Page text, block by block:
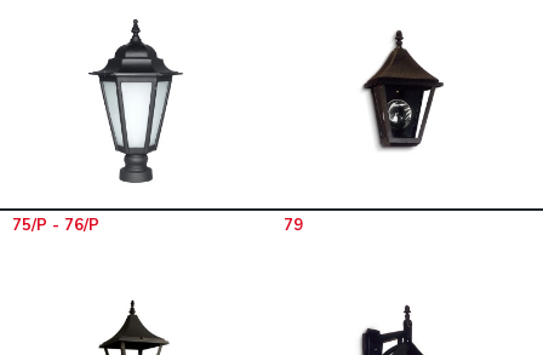
75/P - 76/P 79